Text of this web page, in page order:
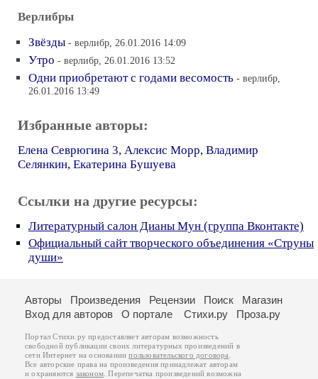
Верлибры
Звёзды - верлибр, 26.01.2016 14:09
Утро - верлибр, 26.01.2016 13:52
Одни приобретают с годами весомость - верлибр,
26.01.2016 13:49
Избранные авторы:
Елена Севрюгина 3, Алексис Морр, Владимир
Селянкин, Екатерина Бушуева
Ссылки на другие ресурсы:
Литературный салон Дианы Мун (группа Вконтакте)
Официальный сайт творческого объединения «Струны
души»
Авторы Произведения Рецензии Поиск
Магазин
Вход для авторов
О портале Стихи.ру Проза.ру
Портал Стихи.ру предоставляет авторам возможность
свободной публикации своих литературных произведений в
сети Интернет на основаниипользовательского договора.
Все авторские права на произведения принадлежат авторам
и охраняются законом. Перепечатка произведений возможна